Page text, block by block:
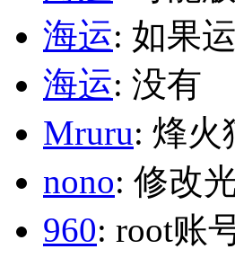
海运: 如果
海运: 没有
Mruru: 烽火
nono: 修改
960: root账